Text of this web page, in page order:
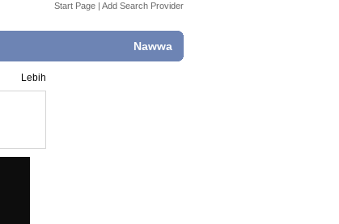
Start Page | Add Search Provider
Nawwa
Lebih